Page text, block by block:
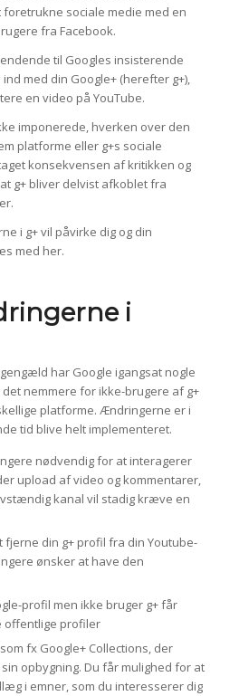
foretrukne sociale medie med en
fra Facebook.
til Googles insisterende
med din Google+ (herefter g+),
en video på YouTube.
imponerede, hverken over den
platforme eller g+s sociale
konsekvensen af kritikken og
g+ bliver delvist afkoblet fra
i g+ vil påvirke dig og din
med her.
i
har Google igangsat nogle
nemmere for ikke-brugere af g+
platforme. Ændringerne er i
tid blive helt implementeret.
nødvendig for at interagerer
upload af video og kommentarer,
kanal vil stadig kræve en
fjerne din g+ profil fra din Youtube-
ønsker at have den
profil men ikke bruger g+ får
offentlige profiler
fx Google+ Collections, der
opbygning. Du får mulighed for at
i emner, som du interesserer dig